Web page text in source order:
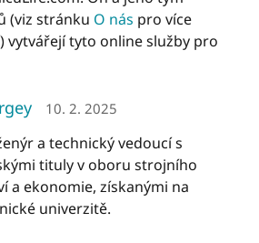
(viz stránku O nás pro více
vytvářejí tyto online služby pro
10. 2. 2025
a technický vedoucí s
tituly v oboru strojního
a ekonomie, získanými na
univerzitě.